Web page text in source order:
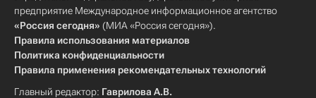
предприятие Международное информационное агентство
«Россия сегодня» (МИА «Россия сегодня»).
Правила использования материалов
Политика конфиденциальности
Правила применения рекомендательных технологий
Главный редактор: Гаврилова А.В.